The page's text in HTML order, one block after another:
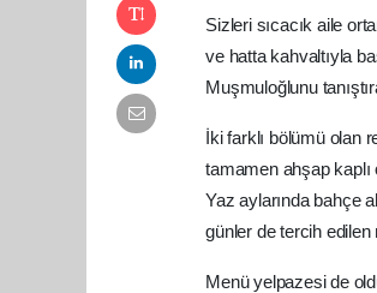
Sizleri sıcacık aile
ve hatta kahvaltıyla
Muşmuloğlunu
İki farklı bölümü olan
tamamen ahşap kaplı
Yaz aylarında bahçe
günler de tercih
Menü yelpazesi de